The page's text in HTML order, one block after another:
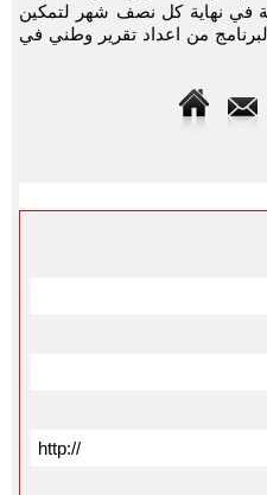
في نهاية كل نصف شهر لتمكين
البرنامج من اعداد تقرير وطني في